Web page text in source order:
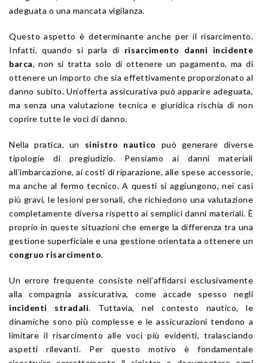
adeguata o una mancata vigilanza.
Questo aspetto è determinante anche per il risarcimento.
Infatti, quando si parla di risarcimento danni incidente
barca, non si tratta solo di ottenere un pagamento, ma di
ottenere un importo che sia effettivamente proporzionato al
danno subito. Un’offerta assicurativa può apparire adeguata,
ma senza una valutazione tecnica e giuridica rischia di non
coprire tutte le voci di danno.
Nella pratica, un sinistro nautico
può generare diverse
tipologie di pregiudizio. Pensiamo ai danni materiali
all’imbarcazione, ai costi di riparazione, alle spese accessorie,
ma anche al fermo tecnico. A questi si aggiungono, nei casi
più gravi, le lesioni personali, che richiedono una valutazione
completamente diversa rispetto ai semplici danni materiali. È
proprio in queste situazioni che emerge la differenza tra una
gestione superficiale e una gestione orientata a ottenere un
congruo risarcimento.
Un errore frequente consiste nell’affidarsi esclusivamente
alla compagnia assicurativa, come accade spesso negli
incidenti stradali. Tuttavia, nel contesto nautico, le
dinamiche sono più complesse e le assicurazioni tendono a
limitare il risarcimento alle voci più evidenti, tralasciando
aspetti rilevanti. Per questo motivo è fondamentale